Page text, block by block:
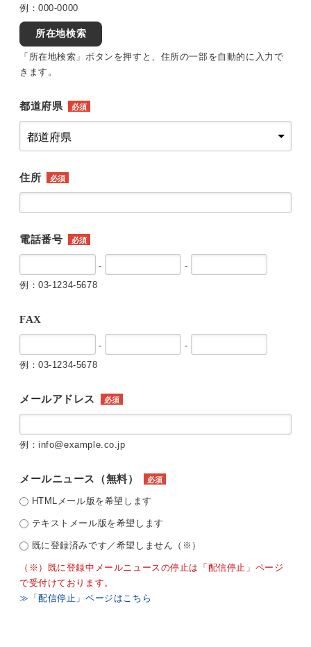
例：000-0000
所在地検索
「所在地検索」ボタンを押すと、住所の一部を自動的に入力で
きます。
都道府県 必須
住所 必須
電話番号 必須
-
-
例：03-1234-5678
FAX
-
-
例：03-1234-5678
メールアドレス 必須
例：info@example.co.jp
メールニュース（無料） 必須
HTMLメール版を希望します
テキストメール版を希望します
既に登録済みです／希望しません（※）
（※）既に登録中メールニュースの停止は「配信停止」ページ
で受付けております。
≫「配信停止」ページはこちら